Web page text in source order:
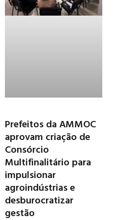
Prefeitos da AMMOC
aprovam criação de
Consórcio
Multifinalitário para
impulsionar
agroindústrias e
desburocratizar
gestão